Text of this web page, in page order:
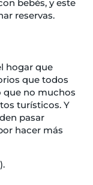
bebés, y este
reservas.
hogar que
que todos
que no muchos
turísticos. Y
pasar
hacer más